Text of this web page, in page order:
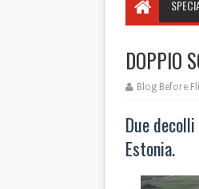
DOPPIO
Blog Before
Due
Estonia.